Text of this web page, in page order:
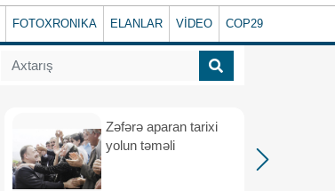
FOTOXRONIKA ELANLAR VİDEO COP29
Zəfərə aparan tarixi
yolun təməli